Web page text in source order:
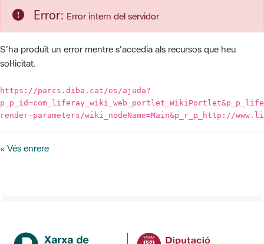
S'ha produït un error mentre s'accedia als recursos que heu
sol·licitat.
https://parcs.diba.cat/es/ajuda?
« Vés enrere